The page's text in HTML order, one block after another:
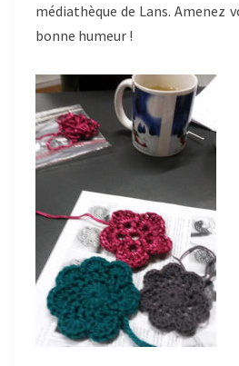
médiathèque de Lans. Amenez
bonne humeur !